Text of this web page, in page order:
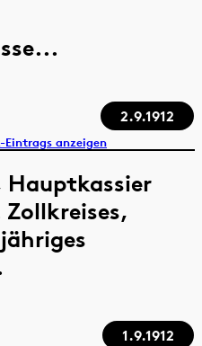
2.9.1912
Eintrags anzeigen
Hauptkassier
Zollkreises,
1.9.1912